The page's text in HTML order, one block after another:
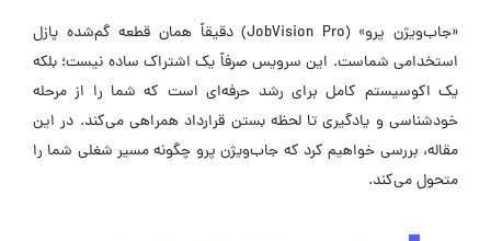
«جاب‌ویژن پرو» (JobVision Pro) دقیقاً همان قطعه گم‌شده پازل
استخدامی شماست. این سرویس صرفاً یک اشتراک ساده نیست؛ بلکه
یک اکوسیستم کامل برای رشد حرفه‌ای است که شما را از مرحله
خودشناسی و یادگیری تا لحظه بستن قرارداد همراهی می‌کند. در این
مقاله، بررسی خواهیم کرد که جاب‌ویژن پرو چگونه مسیر شغلی شما را
متحول می‌کند.